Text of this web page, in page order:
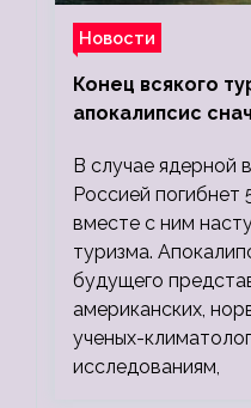
Новости
Конец всякого
апокалипсис
людей
В случае
Россией погибнет
вместе с ним
туризма.
будущего
американских,
ученых-
исследованиям,